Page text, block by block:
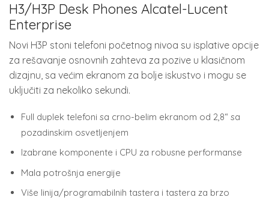
H3/H3P Desk Phones Alcatel-Lucent
Enterprise
Novi H3P stoni telefoni početnog nivoa su isplative opcije
za rešavanje osnovnih zahteva za pozive u klasičnom
dizajnu, sa većim ekranom za bolje iskustvo i mogu se
uključiti za nekoliko sekundi.
Full duplek telefoni sa crno-belim ekranom od 2,8“ sa
pozadinskim osvetljenjem
Izabrane komponente i CPU za robusne performanse
Mala potrošnja energije
Više linija/programabilnih tastera i tastera za brzo